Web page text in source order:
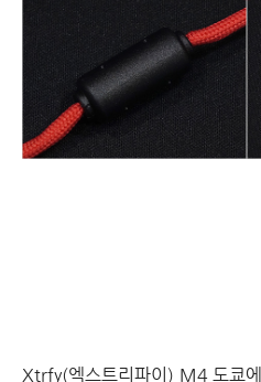
Xtrfy(엑스트리파이) M4 도쿄